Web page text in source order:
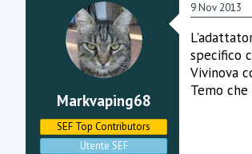
Markvaping68
SEF Top Contributors
Utente SEF
9 Nov 2013
specifico
Vivinova
Temo